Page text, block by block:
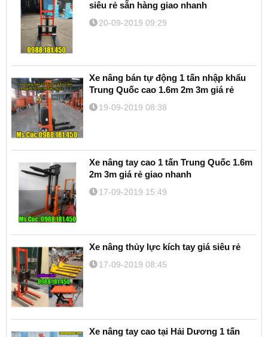
siêu rẻ sẵn hàng giao nhanh
20-09-2019 09:29
Xe nâng bán tự động 1 tấn nhập khẩu
Trung Quốc cao 1.6m 2m 3m giá rẻ
19-09-2019 08:38
Xe nâng tay cao 1 tấn Trung Quốc 1.6m
2m 3m giá rẻ giao nhanh
17-09-2019 15:49
Xe nâng thủy lực kích tay giá siêu rẻ
17-09-2019 08:45
Xe nâng tay cao tại Hải Dương 1 tấn